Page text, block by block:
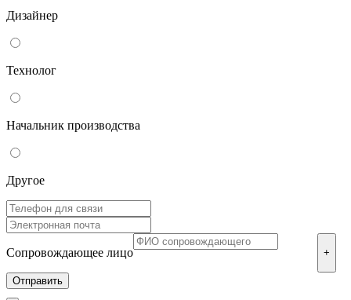
Дизайнер
Технолог
Начальник производства
Другое
Сопровождающее лицо +